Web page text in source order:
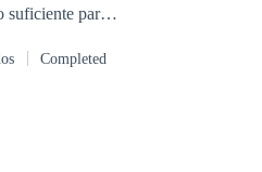
tal de tener su
Completed